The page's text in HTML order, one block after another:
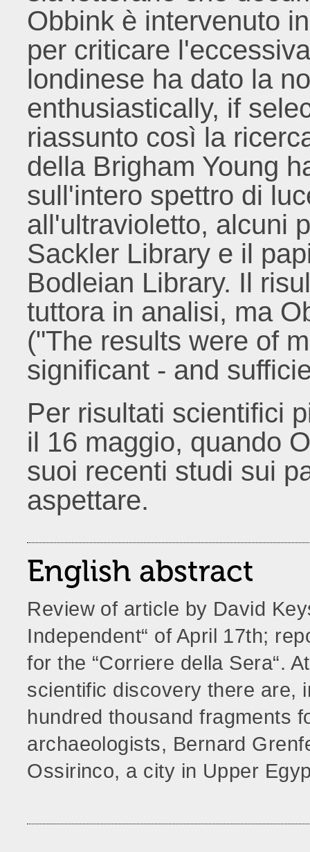
Obbink è intervenuto
per criticare
londinese ha dato la
enthusiastically, if
riassunto così la
della Brigham Young
sull'intero spettro di
all'ultravioletto, alcuni
Sackler Library e il
Bodleian Library. Il
tuttora in analisi, ma
("The results were of
significant - and
Per risultati scientifici
il 16 maggio, quando
suoi recenti studi sui
aspettare.
English abstract
Review of article by David
Independent“ of April 17th;
for the “Corriere della Sera“.
scientific discovery there are,
hundred thousand fragments
archaeologists, Bernard
Ossirinco, a city in Upper